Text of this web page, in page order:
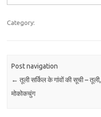
Category:
Post navigation
← तूली सर्किल के गांवों की सूची – तूली,
मोकोकचुंग